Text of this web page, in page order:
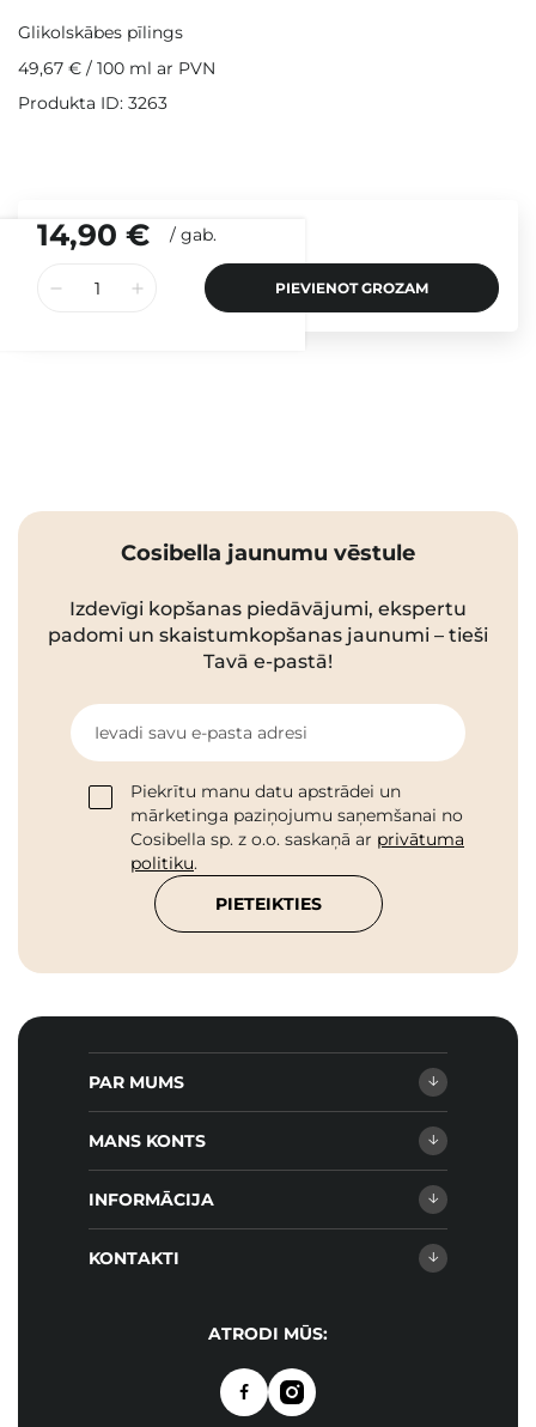
14,90 € / gab.
PIEVIENOT GROZAM
Glikolskābes pīlings
49,67 € / 100 ml ar PVN
Produkta ID: 3263
Cosibella jaunumu vēstule
Izdevīgi kopšanas piedāvājumi, ekspertu
padomi un skaistumkopšanas jaunumi – tieši
Tavā e-pastā!
Ievadi savu e-pasta adresi
Piekrītu manu datu apstrādei un
mārketinga paziņojumu saņemšanai no
Cosibella sp. z o.o. saskaņā ar privātuma
politiku.
PIETEIKTIES
PAR MUMS
MANS KONTS
INFORMĀCIJA
KONTAKTI
ATRODI MŪS: